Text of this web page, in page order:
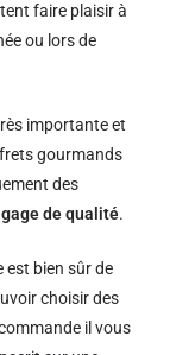
faire plaisir à
ou lors de
importante et
gourmands
des
de qualité.
est bien sûr de
choisir des
il vous